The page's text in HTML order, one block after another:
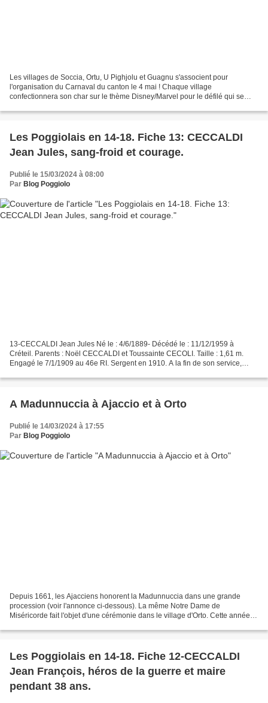
Les villages de Soccia, Ortu, U Pighjolu et Guagnu s'associent pour
l'organisation du Carnaval du canton le 4 mai ! Chaque village
confectionnera son char sur le thème Disney/Marvel pour le défilé qui se
Les Poggiolais en 14-18. Fiche 13: CECCALDI
Jean Jules, sang-froid et courage.
Publié le 15/03/2024 à 08:00
Par Blog Poggiolo
13-CECCALDI Jean Jules Né le : 4/6/1889- Décédé le : 11/12/1959 à
Créteil. Parents : Noël CECCALDI et Toussainte CECOLI. Taille : 1,61 m.
Engagé le 7/1/1909 au 46e RI. Sergent en 1910. A la fin de son service,
A Madunnuccia à Ajaccio et à Orto
Publié le 14/03/2024 à 17:55
Par Blog Poggiolo
Depuis 1661, les Ajacciens honorent la Madunnuccia dans une grande
procession (voir l'annonce ci-dessous). La même Notre Dame de
Miséricorde fait l'objet d'une cérémonie dans le village d'Orto. Cette année,
Les Poggiolais en 14-18. Fiche 12-CECCALDI
Jean François, héros de la guerre et maire
pendant 38 ans.